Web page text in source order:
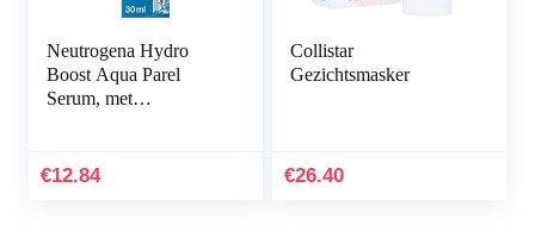
Neutrogena Hydro
Boost Aqua Parel
Serum, met
de vermoeide huid met
€12.84
Collistar
Gezichtsmasker
€26.40